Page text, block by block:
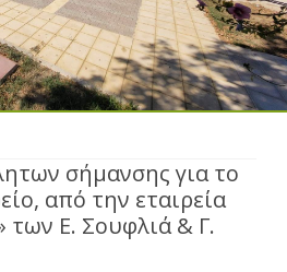
σήμανσης για το
από την εταιρεία
των Ε. Σουφλιά & Γ.